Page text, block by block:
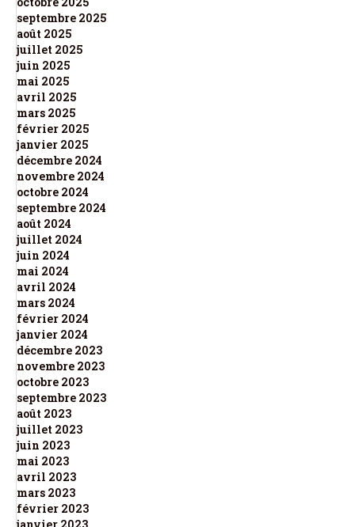
septembre 2025
août 2025
juillet 2025
juin 2025
mai 2025
avril 2025
mars 2025
février 2025
janvier 2025
décembre 2024
novembre 2024
octobre 2024
septembre 2024
août 2024
juillet 2024
juin 2024
mai 2024
avril 2024
mars 2024
février 2024
janvier 2024
décembre 2023
novembre 2023
octobre 2023
septembre 2023
août 2023
juillet 2023
juin 2023
mai 2023
avril 2023
mars 2023
février 2023
janvier 2023